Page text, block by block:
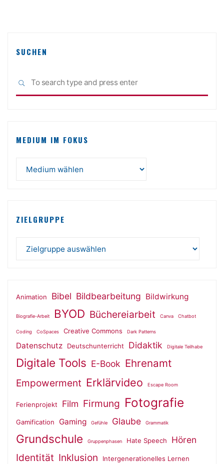
SUCHEN
SEARCH
MEDIUM IM FOKUS
ZIELGRUPPE
Animation Bibel Bildbearbeitung Bildwirkung
Biografie-Arbeit BYOD Büchereiarbeit Canva Chatbot
Coding CoSpaces Creative Commons Dark Patterns
Datenschutz Deutschunterricht Didaktik Digitale Teilhabe
Digitale Tools E-Book Ehrenamt
Empowerment Erklärvideo Escape Room
Ferienprojekt Film Firmung Fotografie
Gamification Gaming Gefühle Glaube Grammatik
Grundschule Gruppenphasen Hate Speech Hören
Identität Inklusion Intergenerationelles Lernen